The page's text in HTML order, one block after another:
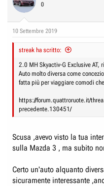
0
10 Settembre 2019
streak ha scritto:
2.0 MH Skyactiv-G Exclusive AT,
Auto molto diversa come
fatta più per viaggiare comodi
https://forum.quattroruote.it/
precedente.130451/
Scusa ,avevo visto la tua
sulla Mazda 3 , ma subito
Certo un'auto alquanto
sicuramente interessante